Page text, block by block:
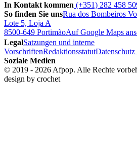
In Kontakt kommen (+351) 282 458
So finden Sie unsRua dos Bombeiros
Lote 5, Loja A
8500-649 PortimãoAuf Google Maps
LegalSatzungen und interne
VorschriftenRedaktionsstatut
Soziale Medien
© 2019 - 2026 Afpop. Alle Rechte
design by crochet